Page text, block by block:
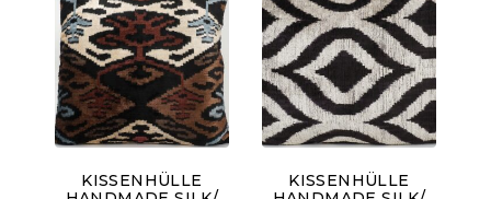
KISSENHÜLLE
KISSENHÜLLE